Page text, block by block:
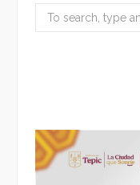
Search
for: